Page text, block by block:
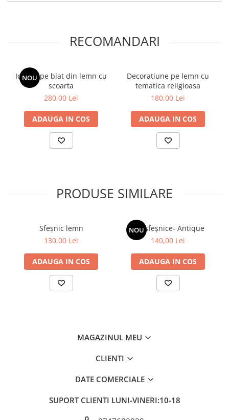
RECOMANDARI
NOU
Icoana pe blat din lemn cu
scoarta
280,00 Lei
ADAUGA IN COS
Decoratiune pe lemn cu
tematica religioasa
180,00 Lei
ADAUGA IN COS
PRODUSE SIMILARE
Sfeșnic lemn
130,00 Lei
ADAUGA IN COS
NOU
Set sfeșnice- Antique
140,00 Lei
ADAUGA IN COS
MAGAZINUL MEU
CLIENTI
DATE COMERCIALE
SUPORT CLIENTI LUNI-VINERI:10-18